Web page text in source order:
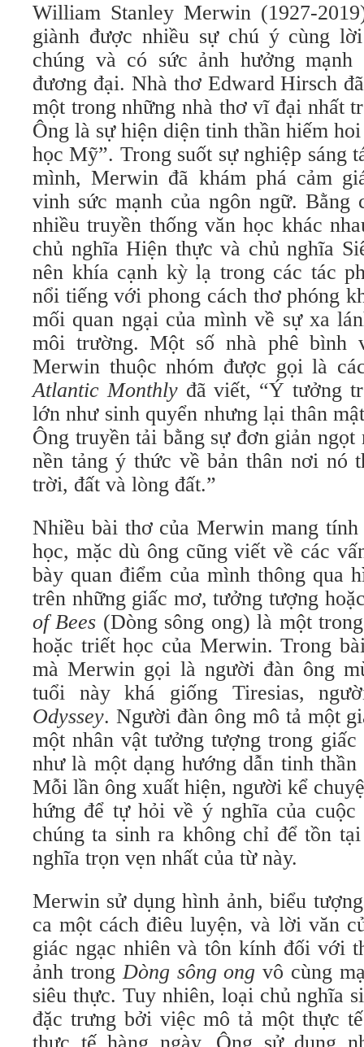
William Stanley Merwin (1927-
giành được nhiều sự chú ý cùng
chúng và có sức ảnh hưởng
đương đại. Nhà thơ Edward Hirsch
một trong những nhà thơ vĩ đại nhất
Ông là sự hiện diện tinh thần hiếm
học Mỹ”. Trong suốt sự nghiệp sáng
mình, Merwin đã khám phá cảm
vinh sức mạnh của ngôn ngữ. Bằng
nhiều truyền thống văn học khác
chủ nghĩa Hiện thực và chủ nghĩa
nên khía cạnh kỳ lạ trong các tác
nổi tiếng với phong cách thơ phóng
mối quan ngại của mình về sự xa
môi trường. Một số nhà phê bình
Merwin thuộc nhóm được gọi là
Atlantic Monthlyđã viết, “Ý tưởng
lớn như sinh quyển nhưng lại thân
Ông truyền tải bằng sự đơn giản ngọt
nền tảng ý thức về bản thân nơi nó
trời, đất và lòng đất.”
Nhiều bài thơ của Merwin mang
học, mặc dù ông cũng viết về các
bày quan điểm của mình thông qua
trên những giấc mơ, tưởng tượng
of Bees (Dòng sông ong) là một
hoặc triết học của Merwin. Trong
mà Merwin gọi là người đàn ông
tuổi này khá giống Tiresias,
Odyssey. Người đàn ông mô tả một
một nhân vật tưởng tượng trong
như là một dạng hướng dẫn tinh
Mỗi lần ông xuất hiện, người kể
hứng để tự hỏi về ý nghĩa của cuộc
chúng ta sinh ra không chỉ để tồn
nghĩa trọn vẹn nhất của từ này.
Merwin sử dụng hình ảnh, biểu
ca một cách điêu luyện, và lời văn
giác ngạc nhiên và tôn kính đối với
ảnh trongDòng sông ong vô cùng
siêu thực. Tuy nhiên, loại chủ nghĩa
đặc trưng bởi việc mô tả một thực